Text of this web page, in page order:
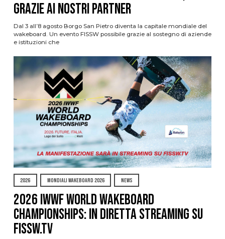
grazie ai nostri Partner
Dal 3 all’8 agosto Borgo San Pietro diventa la capitale mondiale del
wakeboard. Un evento FISSW possibile grazie al sostegno di aziende
e istituzioni che
2026 MONDIALI WAKEBOARD 2026 NEWS
2026 IWWF WORLD WAKEBOARD
CHAMPIONSHIPS: IN DIRETTA STREAMING SU
FISSW.TV